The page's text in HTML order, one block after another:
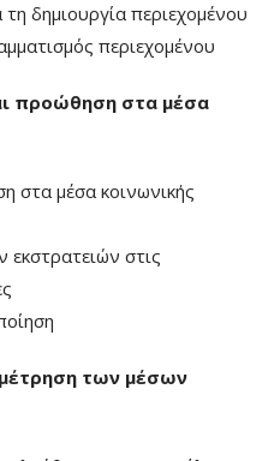
τη δημιουργία περιεχομένου
περιεχομένου
προώθηση στα μέσα
στα μέσα κοινωνικής
εκστρατειών στις
των μέσων